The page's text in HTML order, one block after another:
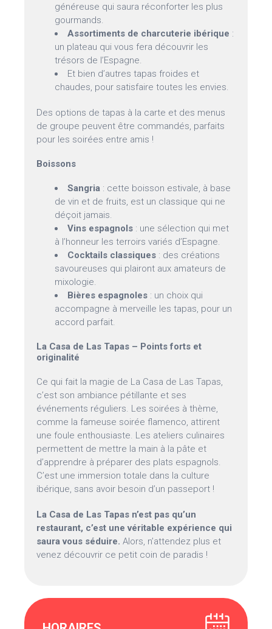
généreuse qui saura réconforter les plus
gourmands.
Assortiments de charcuterie ibérique :
un plateau qui vous fera découvrir les
trésors de l’Espagne.
Et bien d’autres tapas froides et
chaudes, pour satisfaire toutes les envies.
Des options de tapas à la carte et des menus
de groupe peuvent être commandés, parfaits
pour les soirées entre amis !
Boissons
Sangria : cette boisson estivale, à base
de vin et de fruits, est un classique qui ne
déçoit jamais.
Vins espagnols : une sélection qui met
à l’honneur les terroirs variés d’Espagne.
Cocktails classiques : des créations
savoureuses qui plairont aux amateurs de
mixologie.
Bières espagnoles : un choix qui
accompagne à merveille les tapas, pour un
accord parfait.
La Casa de Las Tapas – Points forts et
originalité
Ce qui fait la magie de La Casa de Las Tapas,
c’est son ambiance pétillante et ses
événements réguliers. Les soirées à thème,
comme la fameuse soirée flamenco, attirent
une foule enthousiaste. Les ateliers culinaires
permettent de mettre la main à la pâte et
d’apprendre à préparer des plats espagnols.
C’est une immersion totale dans la culture
ibérique, sans avoir besoin d’un passeport !
La Casa de Las Tapas n’est pas qu’un
restaurant, c’est une véritable expérience qui
saura vous séduire. Alors, n’attendez plus et
venez découvrir ce petit coin de paradis !